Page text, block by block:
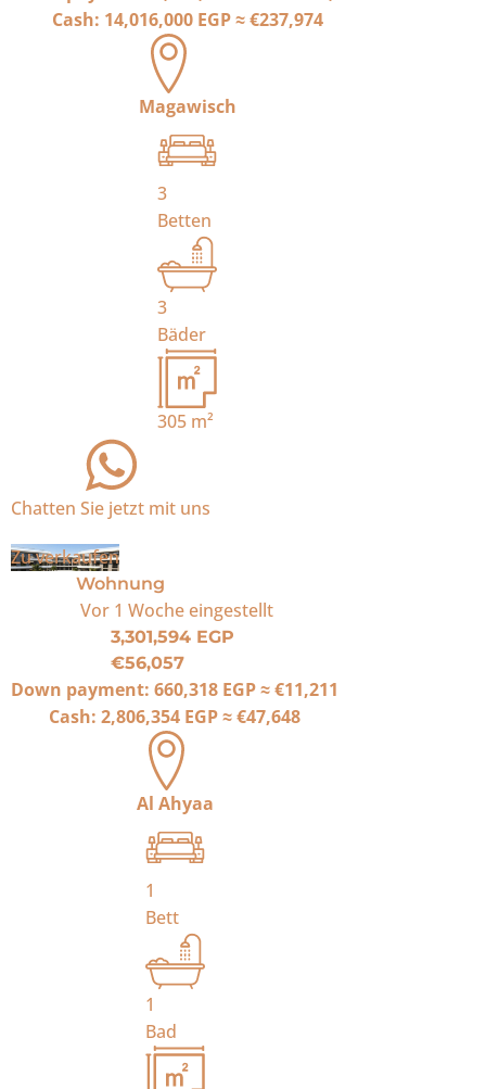
Cash: 14,016,000 EGP≈€237,974
Magawisch
3
Betten
3
Bäder
305 m²
Chatten Sie jetzt mit uns
Zu verkaufen
Wohnung
Vor 1 Woche eingestellt
3,301,594 EGP
€56,057
Down payment: 660,318 EGP≈€11,211
Cash: 2,806,354 EGP≈€47,648
Al Ahyaa
1
Bett
1
Bad